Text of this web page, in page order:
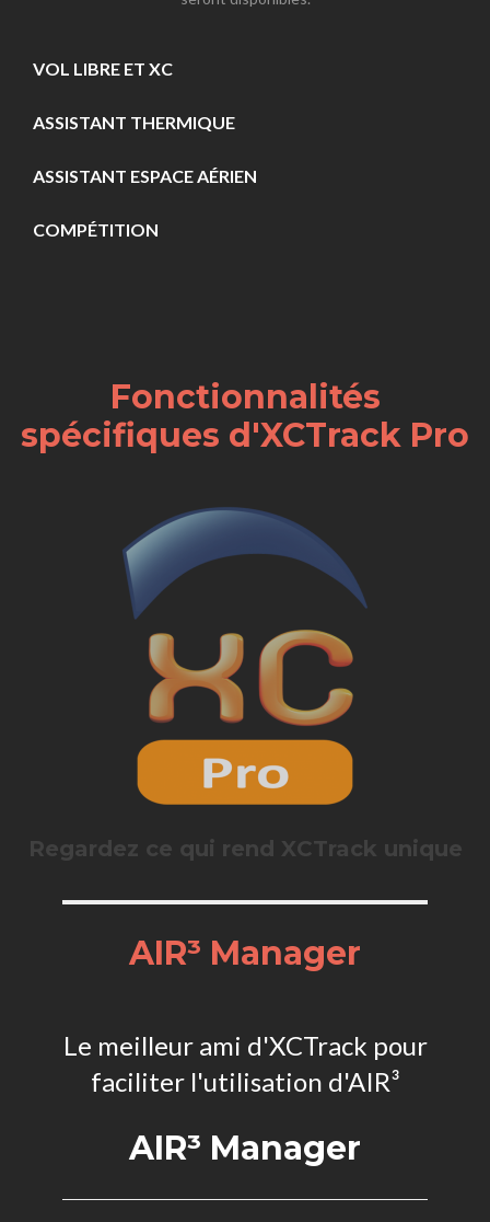
VOL LIBRE ET XC
ASSISTANT THERMIQUE
ASSISTANT ESPACE AÉRIEN
COMPÉTITION
Fonctionnalités
spécifiques d'XCTrack Pro
Regardez ce qui rend XCTrack unique
AIR³ Manager
Le meilleur ami d'XCTrack pour
faciliter l'utilisation d'AIR³
AIR³ Manager